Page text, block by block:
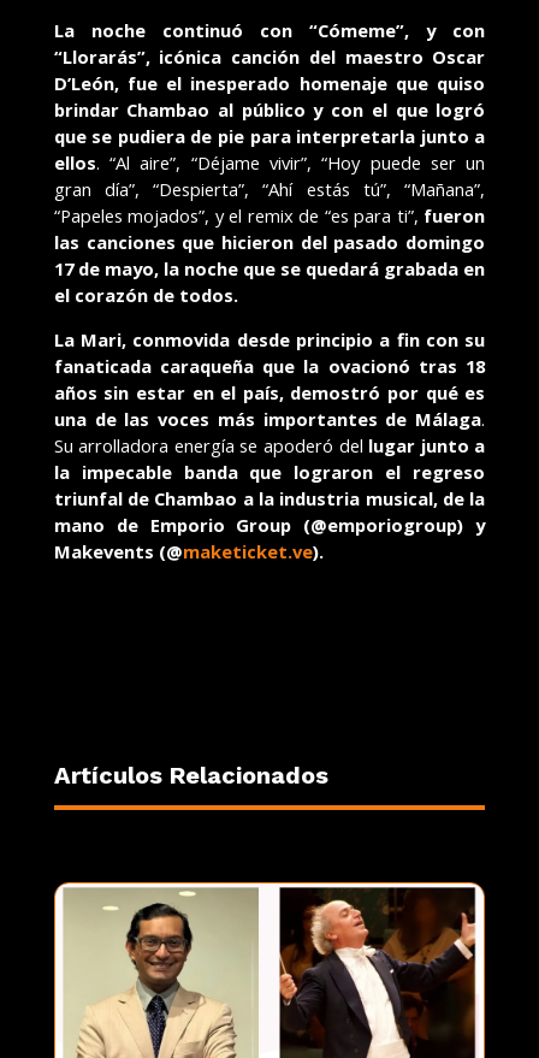
La noche continuó con “Cómeme”, y con
“Llorarás”, icónica canción del maestro Oscar
D’León, fue el inesperado homenaje que quiso
brindar Chambao al público y con el que logró
que se pudiera de pie para interpretarla junto a
ellos. “Al aire”, “Déjame vivir”, “Hoy puede ser un
gran día”, “Despierta”, “Ahí estás tú”, “Mañana”,
“Papeles mojados”, y el remix de “es para ti”, fueron
las canciones que hicieron del pasado domingo
17 de mayo, la noche que se quedará grabada en
el corazón de todos.
La Mari, conmovida desde principio a fin con su
fanaticada caraqueña que la ovacionó tras 18
años sin estar en el país, demostró por qué es
una de las voces más importantes de Málaga.
Su arrolladora energía se apoderó del lugar junto a
la impecable banda que lograron el regreso
triunfal de Chambao a la industria musical, de la
mano de Emporio Group (@emporiogroup) y
Makevents (@maketicket.ve).
Artículos Relacionados